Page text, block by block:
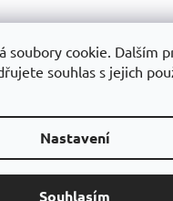
soubory cookie. Dalším
souhlas s jejich
Nastavení
Souhlasím